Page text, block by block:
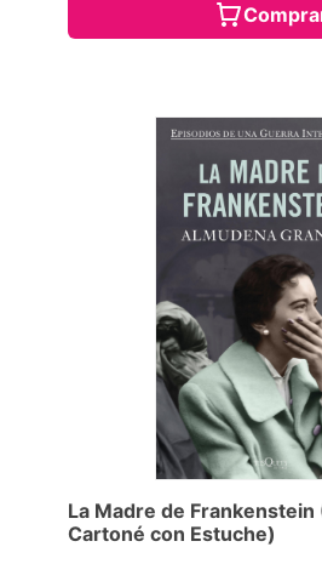
La Madre de Frankenstein
Cartoné con Estuche)